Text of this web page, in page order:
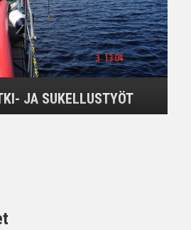
JA SUKELLUSTYÖT